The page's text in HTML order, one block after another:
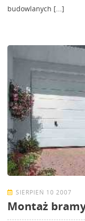
budowlanych [...]
SIERPIEŃ 10 2007
Montaż